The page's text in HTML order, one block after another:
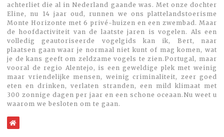
achterliet die al in Nederland gaande was. Met onze dochter
Eline, nu 14 jaar oud, runnen we ons plattelandstoerisme
Monte Horizonte met 6 privé-huizen en een zwembad. Maar
de hoofdactiviteit van de laatste jaren is vogelen. Als een
volledig geautoriseerde vogelgids kan ik, Bert, naar
plaatsen gaan waar je normaal niet kunt of mag komen, wat
je de kans geeft om zeldzame vogels te zien.Portugal, maar
vooral de regio Alentejo, is een geweldige plek met weinig
maar vriendelijke mensen, weinig criminaliteit, zeer goed
eten en drinken, verlaten stranden, een mild klimaat met
300 zonnige dagen per jaar en een schone oceaan.Nu weet u
waarom we besloten om te gaan.